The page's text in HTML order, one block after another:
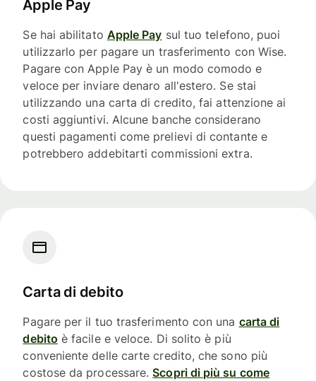
Apple Pay
Se hai abilitato Apple Pay sul tuo telefono, puoi
utilizzarlo per pagare un trasferimento con Wise.
Pagare con Apple Pay è un modo comodo e
veloce per inviare denaro all'estero. Se stai
utilizzando una carta di credito, fai attenzione ai
costi aggiuntivi. Alcune banche considerano
questi pagamenti come prelievi di contante e
potrebbero addebitarti commissioni extra.
Carta di debito
Pagare per il tuo trasferimento con una carta di
debito è facile e veloce. Di solito è più
conveniente delle carte credito, che sono più
costose da processare.Scopri di più su come